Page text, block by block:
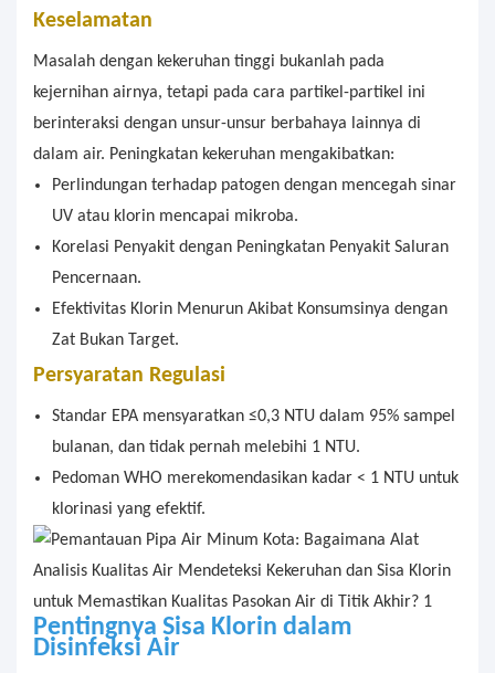
Keselamatan
Masalah dengan kekeruhan tinggi bukanlah pada
kejernihan airnya, tetapi pada cara partikel-partikel ini
berinteraksi dengan unsur-unsur berbahaya lainnya di
dalam air. Peningkatan kekeruhan mengakibatkan:
Perlindungan terhadap patogen dengan mencegah sinar
UV atau klorin mencapai mikroba.
Korelasi Penyakit dengan Peningkatan Penyakit Saluran
Pencernaan.
Efektivitas Klorin Menurun Akibat Konsumsinya dengan
Zat Bukan Target.
Persyaratan Regulasi
Standar EPA mensyaratkan ≤0,3 NTU dalam 95% sampel
bulanan, dan tidak pernah melebihi 1 NTU.
Pedoman WHO merekomendasikan kadar < 1 NTU untuk
klorinasi yang efektif.
Pentingnya Sisa Klorin dalam
Disinfeksi Air